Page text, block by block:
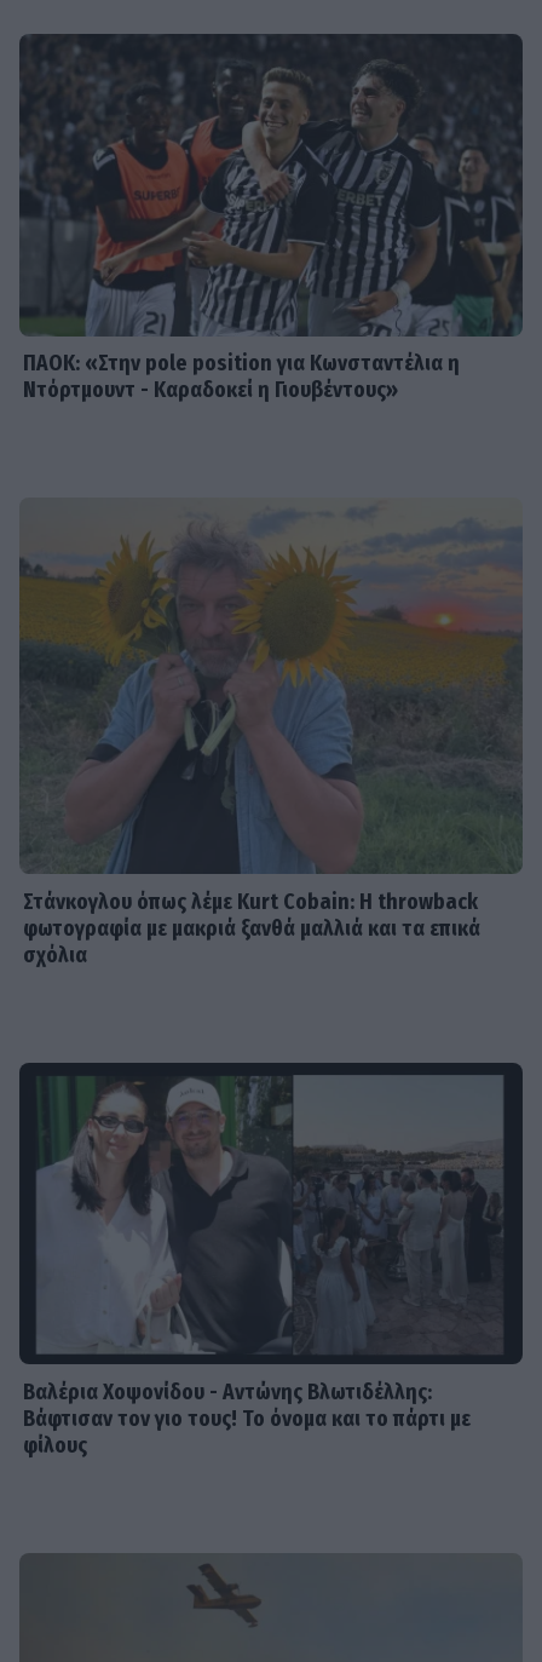
εποχή που ντροπιάζει το ανθρώπινο
πλάσμα»
SHOWBIZ
Μαρία Ηλιάκη: Το makeup των
διακοπών, η αμφιβολία & η
αντίδραση στην απάντηση του
Στέλιου Μανουσάκη
ΠΑΟΚ: «Στην pole position για Κωνσταντέλια η
Ντόρτμουντ - Καραδοκεί η Γιουβέντους»
Στάνκογλου όπως λέμε Kurt Cobain: H throwback
φωτογραφία με μακριά ξανθά μαλλιά και τα επικά
σχόλια
Βαλέρια Χοψονίδου - Αντώνης Βλωτιδέλλης:
Βάφτισαν τον γιο τους! Το όνομα και το πάρτι με
φίλους